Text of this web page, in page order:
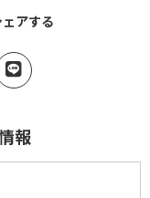
アする
報